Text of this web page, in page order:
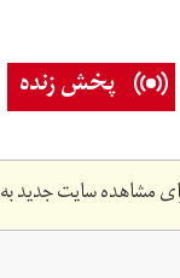
پخش زنده
مشاهده سایت جدید به